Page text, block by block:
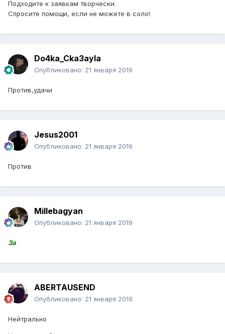
Подходите к заявкам творчески.
Спросите помощи, если не можете в соло!
Do4ka_Cka3ayla
Опубликовано: 21 января 2019
Против,удачи
Jesus2001
Опубликовано: 21 января 2019
Против
Millebagyan
Опубликовано: 21 января 2019
За
ABERTAUSEND
Опубликовано: 21 января 2019
Нейтрально